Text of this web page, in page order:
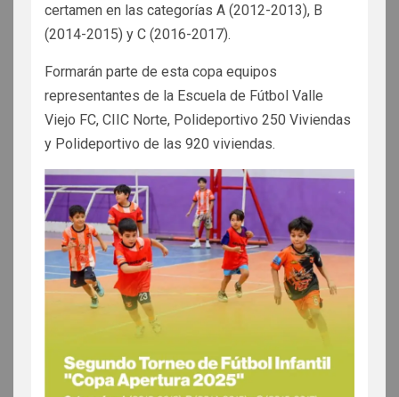
certamen en las categorías A (2012-2013), B
(2014-2015) y C (2016-2017).
Formarán parte de esta copa equipos
representantes de la Escuela de Fútbol Valle
Viejo FC, CIIC Norte, Polideportivo 250 Viviendas
y Polideportivo de las 920 viviendas.